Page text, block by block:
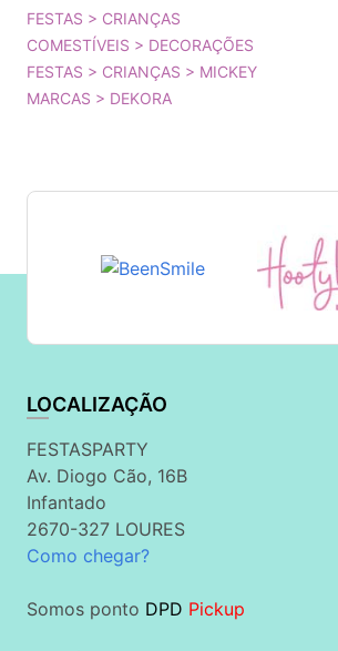
FESTAS > CRIANÇAS
COMESTÍVEIS > DECORAÇÕES
FESTAS > CRIANÇAS > MICKEY
MARCAS > DEKORA
LOCALIZAÇÃO
FESTASPARTY
Av. Diogo Cão, 16B
Infantado
2670-327 LOURES
Como chegar?
Somos ponto DPD Pickup